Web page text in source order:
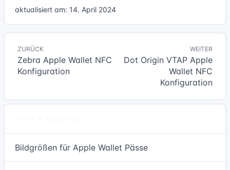
aktualisiert am: 14. April 2024
ZURÜCK
Zebra Apple Wallet NFC
Konfiguration
WEITER
Dot Origin VTAP Apple
Wallet NFC
Konfiguration
Bildgrößen für Apple Wallet Pässe